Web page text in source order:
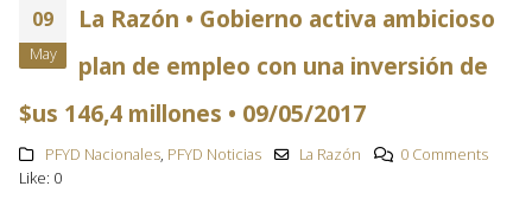
09
May
La Razón • Gobierno activa ambicioso
plan de empleo con una inversión de
$us 146,4 millones • 09/05/2017
PFYD Nacionales, PFYD Noticias La Razón
0 Comments
Like: 0